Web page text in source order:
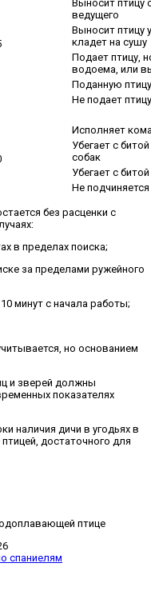
Выносит птицу
ведущего
Выносит птицу
кладет на сушу
Подает птицу,
водоема, или
Поданную
Не подает птицу
Исполняет
Убегает с
собак
Убегает с
Не
без расценки с
в пределах поиска;
за пределами ружейного
минут с начала работы;
но основанием
и зверей должны
показателях
наличия дичи в угодьях в
достаточного для
птице